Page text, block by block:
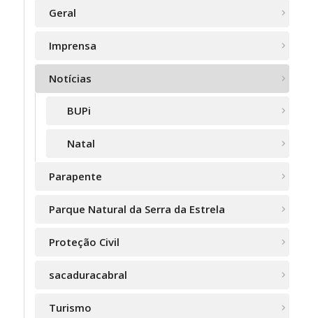
Geral
Imprensa
Notícias
BUPi
Natal
Parapente
Parque Natural da Serra da Estrela
Proteção Civil
sacaduracabral
Turismo